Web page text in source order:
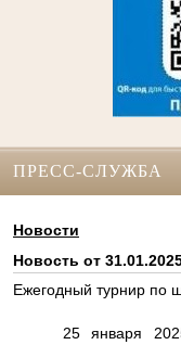
ПРЕСС-СЛУЖБА
Новости
Новость от
Ежегодный турнир по
25 января 2025